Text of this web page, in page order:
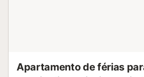
Apartamento de férias